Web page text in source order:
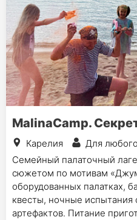
MalinaCamp.
Карелия
Для
Семейный палаточный
сюжетом по мотивам
оборудованных палатках,
квесты, ночные испытания
артефактов. Питание